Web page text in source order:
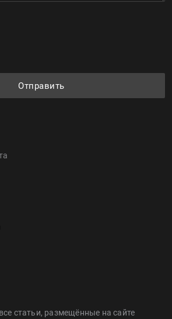
Отправить
статьи, размещённые на сайте